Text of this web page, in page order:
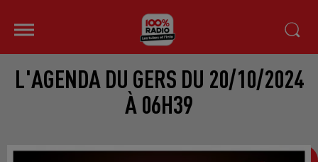
L'AGENDA DU GERS DU 20/10/2024
À 06H39